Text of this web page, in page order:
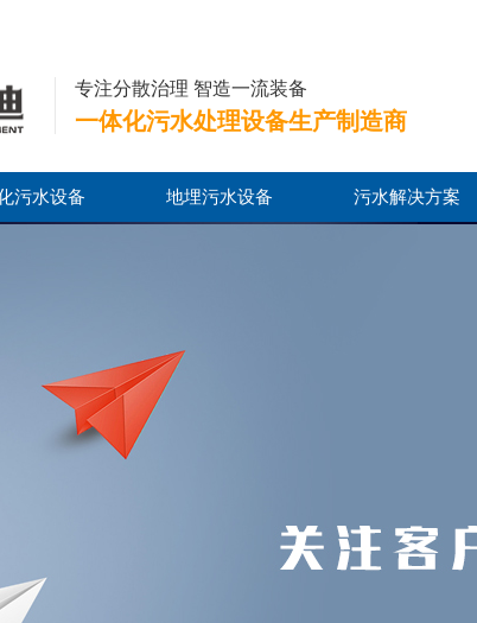
专注分散治理 智造一流装备
一体化污水处理设备生产制造商
污水设备 地埋污水设备 污水解决方案